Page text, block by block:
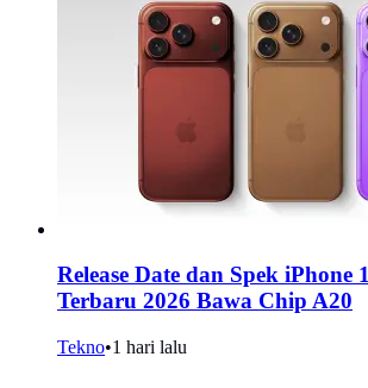
Release Date dan Spek iPhone
Terbaru 2026 Bawa Chip A20
Tekno•1 hari lalu